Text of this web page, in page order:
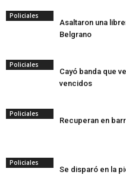
Policiales
Asaltaron una
Belgrano
Policiales
Cayó banda que
vencidos
Policiales
Recuperan en
Policiales
Se disparó en la